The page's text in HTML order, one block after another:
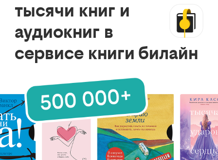
тысячи книг и
аудиокниг в
сервисе книги билайн